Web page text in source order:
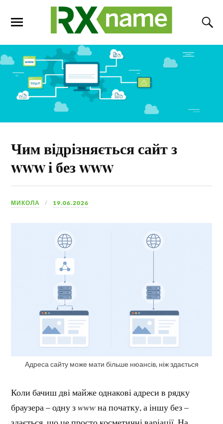
Чим відрізняється сайт з
www і без www
МИКОЛА 19.06.2026
Адреса сайту може мати більше нюансів, ніж здається
Коли бачиш дві майже однакові адреси в рядку
браузера – одну зwwwна початку, а іншу без –